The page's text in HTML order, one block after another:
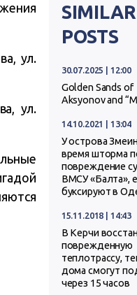
ул.
ул.
SIMILAR
POSTS
30.07.2025 | 12:00
Golden Sands of
Aksyonov and
14.10.2021 | 13:04
У острова
время шторма
повреждение
ВМСУ «Балта»,
буксируют в
15.11.2018 | 14:43
В Керчи
поврежденную
теплотрассу,
дома смогут
через 15 часов